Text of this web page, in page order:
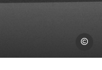
Jean-